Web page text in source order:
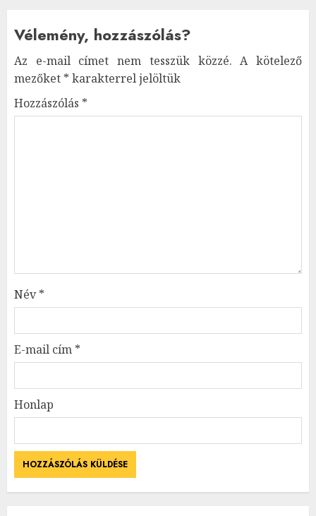
Vélemény, hozzászólás?
Az e-mail címet nem tesszük közzé. A kötelező
mezőket * karakterrel jelöltük
Hozzászólás *
Név*
E-mail cím *
Honlap